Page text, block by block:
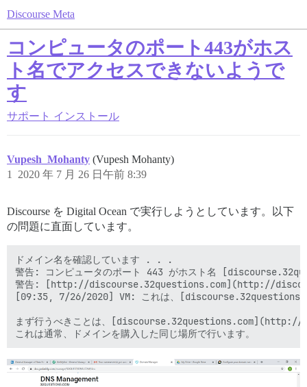
Discourse Meta
コンピュータのポート443がホス
ト名でアクセスできないようで
す
サポート インストール
Vupesh_Mohanty (Vupesh Mohanty)
2020 年 7 月 26 日午前 8:39
1
Discourse を Digital Ocean で実行しようとしています。以下
の問題に直面しています。
ドメイン名を確認しています . . .
警告: コンピュータのポート 443 がホスト名
警告: [http://discourse.32questions.com](http://
[09:35, 7/26/2020] VM: これは、
まず行うべきことは、[discourse.32questions.com](http://